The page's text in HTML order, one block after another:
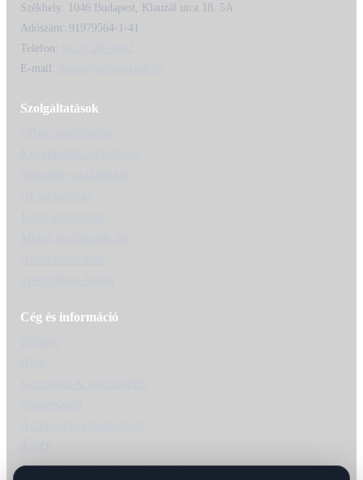
Székhely: 1046 Budapest, Klauzál utca 18. 5A
Adószám: 91979564-1-41
Telefon:
E-mail:
Szolgáltatások
Cég és információ
Akadálymentességi nyilatkozat